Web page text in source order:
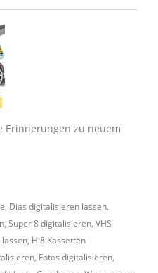
Erinnerungen zu neuem
, Dias digitalisieren lassen,
, Super 8 digitalisieren, VHS
, Hi8 Kassetten
, Fotos digitalisieren,